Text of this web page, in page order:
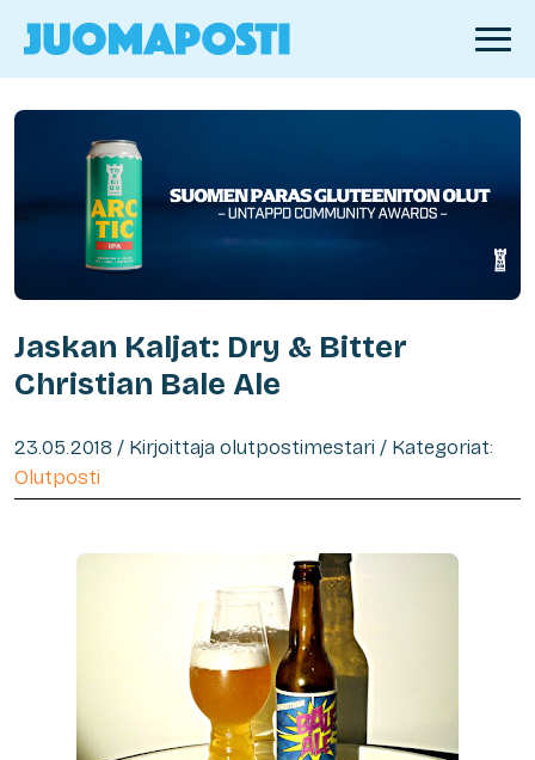
Jaskan Kaljat: Dry & Bitter
Christian Bale Ale
23.05.2018 / Kirjoittaja olutpostimestari / Kategoriat:
Olutposti